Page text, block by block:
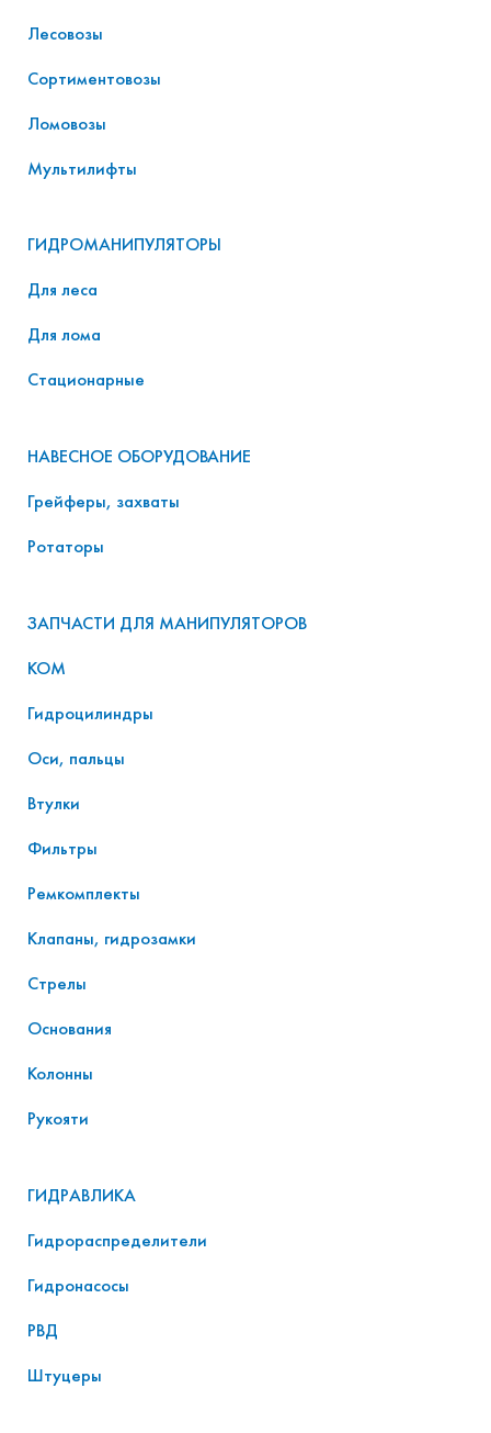
Лесовозы
Сортиментовозы
Ломовозы
Мультилифты
ГИДРОМАНИПУЛЯТОРЫ
Для леса
Для лома
Стационарные
НАВЕСНОЕ ОБОРУДОВАНИЕ
Грейферы, захваты
Ротаторы
ЗАПЧАСТИ ДЛЯ МАНИПУЛЯТОРОВ
КОМ
Гидроцилиндры
Оси, пальцы
Втулки
Фильтры
Ремкомплекты
Клапаны, гидрозамки
Стрелы
Основания
Колонны
Рукояти
ГИДРАВЛИКА
Гидрораспределители
Гидронасосы
РВД
Штуцеры